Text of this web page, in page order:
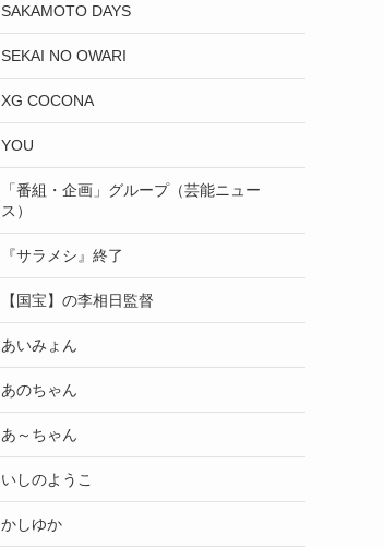
SAKAMOTO DAYS
SEKAI NO OWARI
XG COCONA
YOU
「番組・企画」グループ（芸能ニュー
ス）
『サラメシ』終了
【国宝】の李相日監督
あいみょん
あのちゃん
あ～ちゃん
いしのようこ
かしゆか